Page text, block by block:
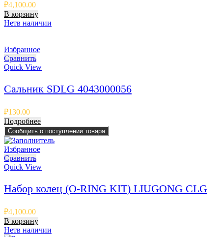
₽4,100.00
В корзину
Нетв наличии
Избранное
Сравнить
Quick View
Сальник SDLG 4043000056
₽130.00
Подробнее
Сообщить о поступлении товара
Избранное
Сравнить
Quick View
Набор колец (O-RING KIT) LIUGONG CLG
₽4,100.00
В корзину
Нетв наличии